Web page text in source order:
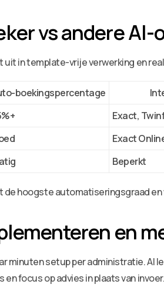
vs andere
uit in template-vrije verwerking en
boekingspercentage
Exact,
Exact
Beperkt
hoogste automatiseringsgraad
en
minuten setup per administratie. AI
focus op advies in plaats van